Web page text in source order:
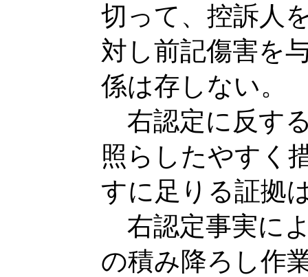
切って、控訴人
対し前記傷害を
係は存しない。
右認定に反す
照らしたやすく
すに足りる証拠
右認定事実に
の積み降ろし作